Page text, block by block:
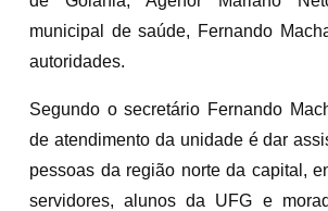
municipal de saúde, Fernando
autoridades.
Segundo o secretário Fernando
de atendimento da unidade é dar
pessoas da região norte da capital,
servidores, alunos da UFG e